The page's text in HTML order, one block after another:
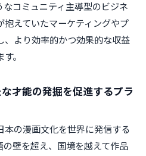
コミュニティ主導型のビジネ
えていたマーケティングやプ
、より効率的かつ効果的な収益
。
才能の発掘を促進するプラ
の漫画文化を世界に発信する
壁を超え、国境を越えて作品